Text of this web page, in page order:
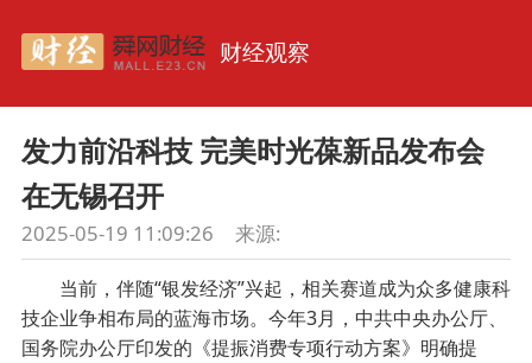
财经观察
发力前沿科技 完美时光葆新品发布会
在无锡召开
2025-05-19 11:09:26 来源:
当前，伴随“银发经济”兴起，相关赛道成为众多健康科
技企业争相布局的蓝海市场。今年3月，中共中央办公厅、
国务院办公厅印发的《提振消费专项行动方案》明确提